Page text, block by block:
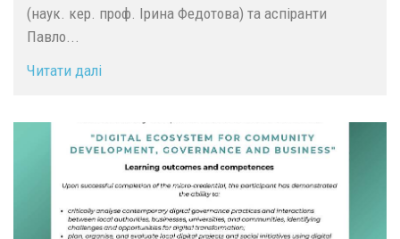
(наук. кер. проф. Ірина Федотова) та аспіранти
Павло...
Читати далі